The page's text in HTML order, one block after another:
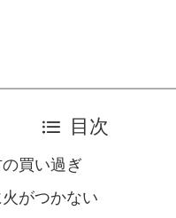
目次
買い過ぎ
がつかない